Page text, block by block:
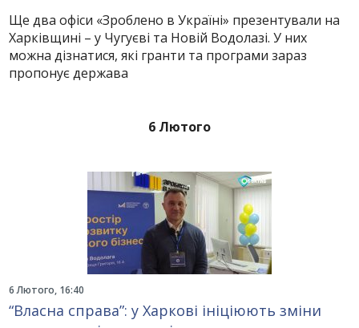
Ще два офіси «Зроблено в Україні» презентували на
Харківщині – у Чугуєві та Новій Водолазі. У них
можна дізнатися, які гранти та програми зараз
пропонує держава
6 Лютого
6 Лютого, 16:40
“Власна справа”: у Харкові ініціюють зміни